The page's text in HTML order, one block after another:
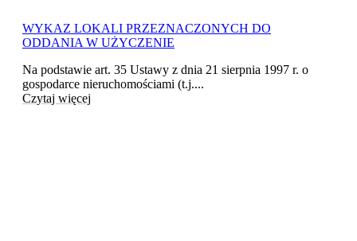
WYKAZ LOKALI PRZEZNACZONYCH DO
ODDANIA W UŻYCZENIE
Na podstawie art. 35 Ustawy z dnia 21 sierpnia 1997 r. o
gospodarce nieruchomościami (t.j....
Czytaj więcej